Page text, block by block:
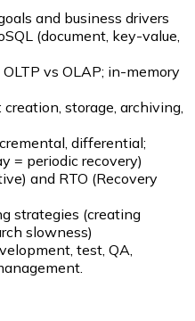
and business drivers
(document, key-value,
vs OLAP; in-memory
storage, archiving,
differential;
= periodic recovery)
and RTO (Recovery
strategies (creating
slowness)
test, QA,